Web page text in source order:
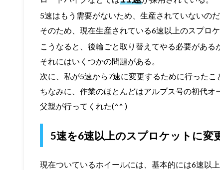
5速はもう需要がないため、生産されていないのだ
そのため、現在生産されている6速以上のスプロケ
こうなると、後輪ごと取り替えてやる必要がある
それにはいくつかの問題がある。
次に、私が5速から7速に変更するために行ったこ
ちなみに、作業のほとんどはアルプス号の初代オ
父親が行ってくれた(^^ )
5速を6速以上のスプロケットに変
現在ついているホイールには、基本的には6速以